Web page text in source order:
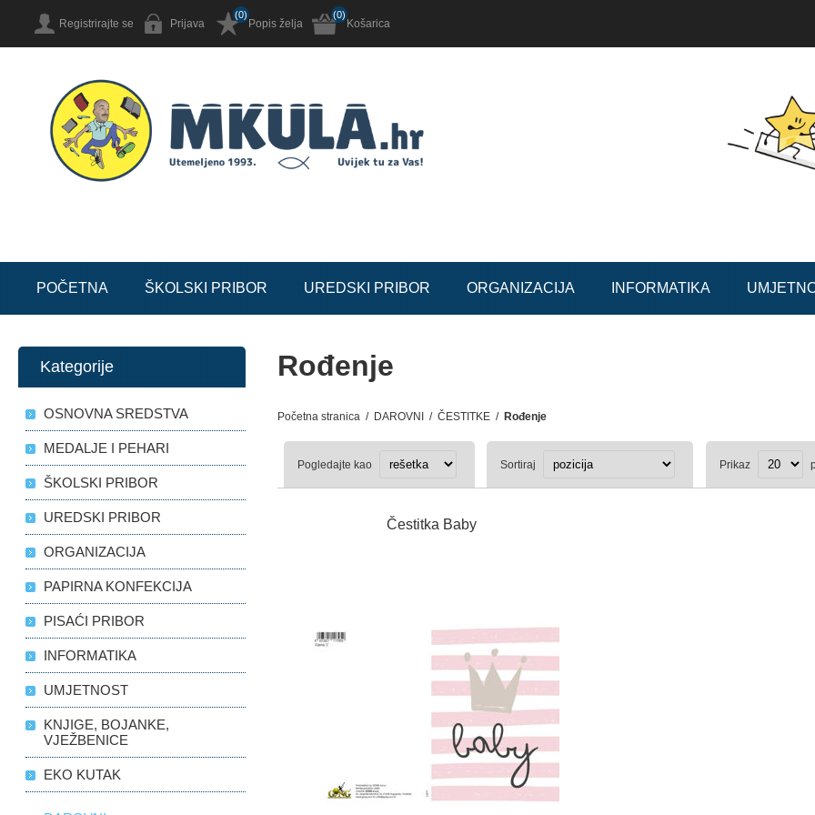
Registrirajte se Prijava Popis želja
(0)
Košarica
(0)
POČETNA ŠKOLSKI PRIBOR UREDSKI PRIBOR ORGANIZACIJA INFORMATIKA
Rođenje
Početna stranica / DAROVNI / ČESTITKE / Rođenje
Pogledajte kao Sortiraj Prikaz
Čestitka Baby
Kategorije
OSNOVNA SREDSTVA
MEDALJE I PEHARI
ŠKOLSKI PRIBOR
UREDSKI PRIBOR
ORGANIZACIJA
PAPIRNA KONFEKCIJA
PISAĆI PRIBOR
INFORMATIKA
UMJETNOST
KNJIGE, BOJANKE,
VJEŽBENICE
EKO KUTAK